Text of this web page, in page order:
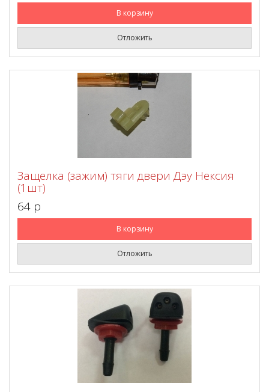
В корзину
Отложить
Защелка (зажим) тяги двери Дэу Нексия
(1шт)
64 p
В корзину
Отложить